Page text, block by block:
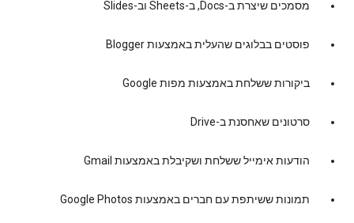
מסמכים שיצרת ב-Docs, ב-Sheets וב-Slides
פוסטים בבלוגים שהעלית באמצעות Blogger
ביקורות ששלחת באמצעות מפות Google
סרטונים שאחסנת ב-Drive
הודעות אימייל ששלחת ושקיבלת באמצעות Gmail
תמונות ששיתפת עם חברים באמצעות Google Photos